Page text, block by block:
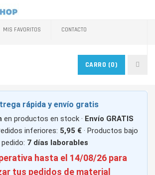
MIS FAVORITOS CONTACTO
CARRO (0)
rápida y envío gratis
en productos en stock · Envío GRATIS
inferiores: 5,95 € · Productos bajo
pedido: 7 días laborables
hasta el 14/08/26 para
tus pedidos de material